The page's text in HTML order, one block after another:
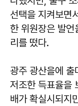
선택을 지켜보면
한 위원장은 발
리를 떴다.
광주 광산을에 출
저조한 득표율을
배가 확실시되지